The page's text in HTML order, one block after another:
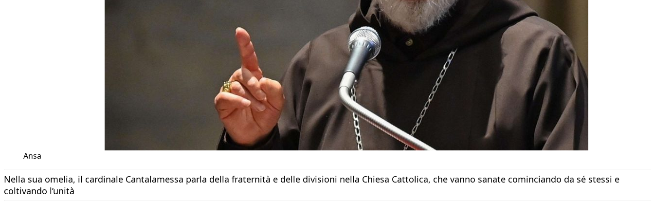
Ansa
Nella sua omelia, il cardinale Cantalamessa parla della fraternità e delle divisioni nella Chiesa Cattolica, che vanno sanate cominciando da sé stessi e
coltivando l’unità